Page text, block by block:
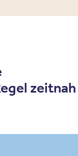
zeitnah